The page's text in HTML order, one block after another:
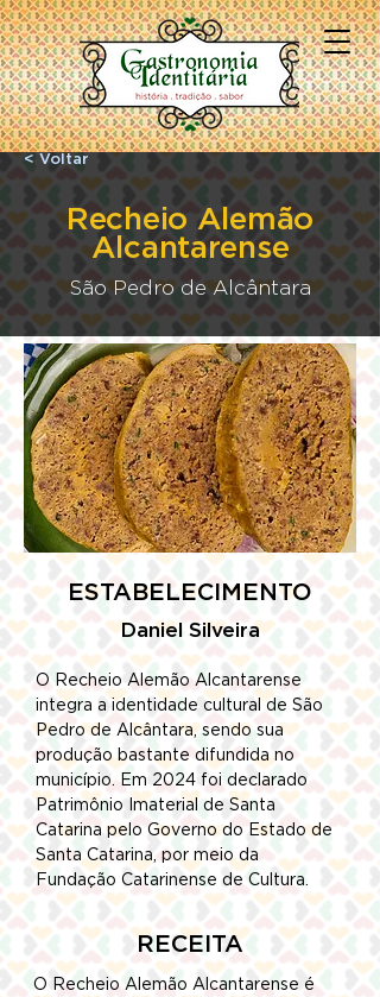
< Voltar
Recheio Alemão
Alcantarense
São Pedro de Alcântara
ESTABELECIMENTO
Daniel Silveira
O Recheio Alemão Alcantarense
integra a identidade cultural de São
Pedro de Alcântara, sendo sua
produção bastante difundida no
município. Em 2024 foi declarado
Patrimônio Imaterial de Santa
Catarina pelo Governo do Estado de
Santa Catarina, por meio da
Fundação Catarinense de Cultura.
RECEITA
O Recheio Alemão Alcantarense é